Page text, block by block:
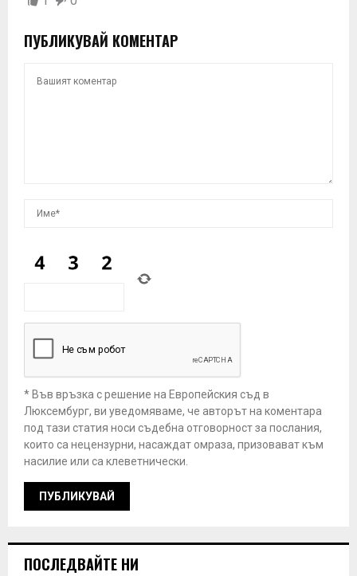
ПУБЛИКУВАЙ КОМЕНТАР
* Във връзка с решение на Европейския съд в
Люксембург, ви уведомяваме, че авторът на коментара
под тази статия носи съдебна отговорност за послания,
които са нецензурни, насаждат омраза, призовават към
насилие или са клеветнически.
ПОСЛЕДВАЙТЕ НИ